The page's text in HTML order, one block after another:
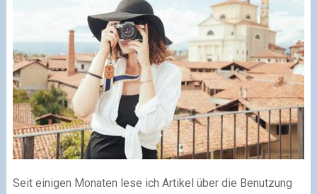
Seit einigen Monaten lese ich Artikel über die Benutzung